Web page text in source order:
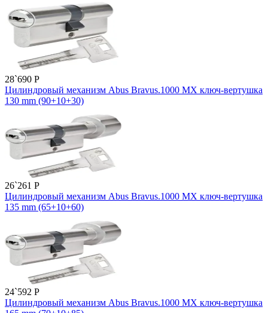
28`690 P
Цилиндровый механизм Abus Bravus.1000 MX ключ-вертушка
130 mm (90+10+30)
26`261 P
Цилиндровый механизм Abus Bravus.1000 MX ключ-вертушка
135 mm (65+10+60)
24`592 P
Цилиндровый механизм Abus Bravus.1000 MX ключ-вертушка